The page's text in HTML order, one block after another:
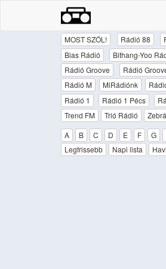
MOST SZÓL! Rádió 88
Bias Rádió
Bithang-Yoo
Rádió Groove
Rádió
Rádió M
MiRádiónk
Rádió 1
Rádió 1 Pécs
Trend FM
Trió Rádió
A
B C D E F G
Legfrissebb
Napi lista